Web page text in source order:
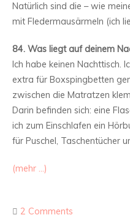
Natürlich sind die – wie
mit Fledermausärmeln (ich
84. Was liegt auf deinem
Ich habe keinen Nachttisch.
extra für Boxspingbetten
zwischen die Matratzen
Darin befinden sich: eine
ich zum Einschlafen ein
für Puschel, Taschentücher
(mehr …)
2 Comments